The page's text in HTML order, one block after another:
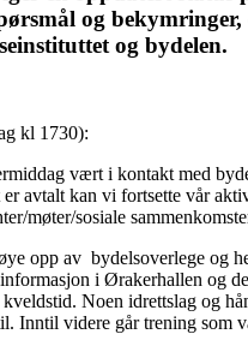
og
og bydelen.
kl 1730):
vært i kontakt med
avtalt kan vi fortsette vår
møter/sosiale
opp av bydelsoverlege og
i Ørakerhallen og
Noen idrettslag og
Inntil videre går trening som